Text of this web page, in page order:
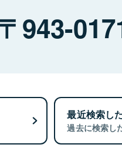
943-
最近検索し
過去に検索し